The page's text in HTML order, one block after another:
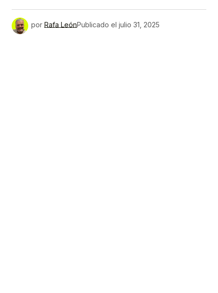
por Rafa LeónPublicado el julio 31, 2025